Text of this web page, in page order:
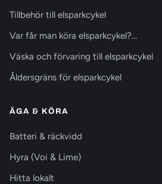
Tillbehör till elsparkcykel
Var får man köra elsparkcykel?…
Väska och förvaring till elsparkcykel
Åldersgräns för elsparkcykel
ÄGA & KÖRA
Batteri & räckvidd
Hyra (Voi & Lime)
Hitta lokalt